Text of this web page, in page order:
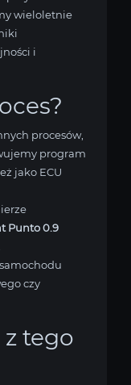
wieloletnie
i
procesów,
program
jako ECU
Punto 0.9
czy
z tego